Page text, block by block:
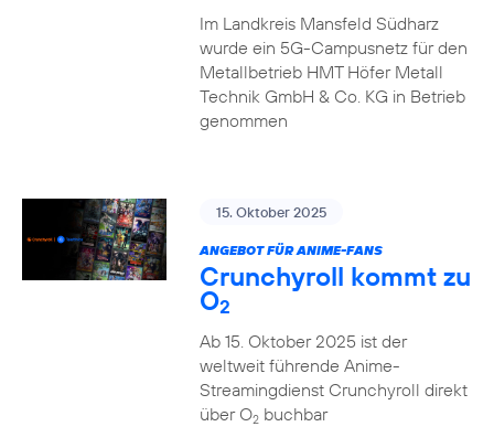
Im Landkreis Mansfeld Südharz
wurde ein 5G-Campusnetz für den
Metallbetrieb HMT Höfer Metall
Technik GmbH & Co. KG in Betrieb
genommen
15. Oktober 2025
ANGEBOT FÜR ANIME-FANS
Crunchyroll kommt zu
O2
Ab 15. Oktober 2025 ist der
weltweit führende Anime-
Streamingdienst Crunchyroll direkt
über O2buchbar